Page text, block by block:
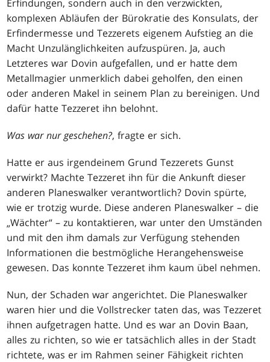
Erfindungen, sondern auch in den verzwickten,
komplexen Abläufen der Bürokratie des Konsulats, der
Erfindermesse und Tezzerets eigenem Aufstieg an die
Macht Unzulänglichkeiten aufzuspüren. Ja, auch
Letzteres war Dovin aufgefallen, und er hatte dem
Metallmagier unmerklich dabei geholfen, den einen
oder anderen Makel in seinem Plan zu bereinigen. Und
dafür hatte Tezzeret ihn belohnt.
Was war nur geschehen?, fragte er sich.
Hatte er aus irgendeinem Grund Tezzerets Gunst
verwirkt? Machte Tezzeret ihn für die Ankunft dieser
anderen Planeswalker verantwortlich? Dovin spürte,
wie er trotzig wurde. Diese anderen Planeswalker – die
„Wächter“ – zu kontaktieren, war unter den Umständen
und mit den ihm damals zur Verfügung stehenden
Informationen die bestmögliche Herangehensweise
gewesen. Das konnte Tezzeret ihm kaum übel nehmen.
Nun, der Schaden war angerichtet. Die Planeswalker
waren hier und die Vollstrecker taten das, was Tezzeret
ihnen aufgetragen hatte. Und es war an Dovin Baan,
alles zu richten, so wie er tatsächlich alles in der Stadt
richtete, was er im Rahmen seiner Fähigkeit richten